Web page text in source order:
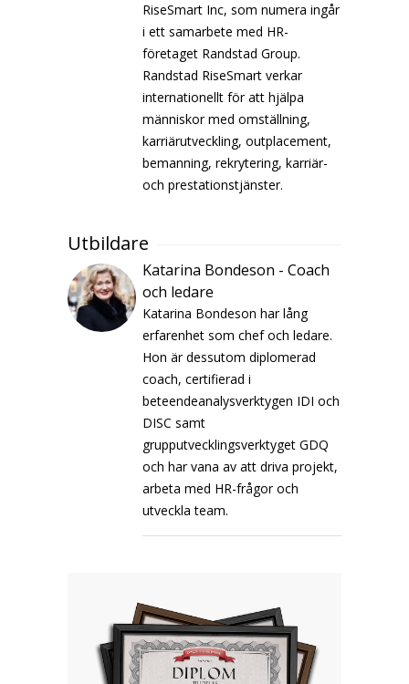
RiseSmart Inc, som numera ingår
i ett samarbete med HR-
företaget Randstad Group.
Randstad RiseSmart verkar
internationellt för att hjälpa
människor med omställning,
karriärutveckling, outplacement,
bemanning, rekrytering, karriär-
och prestationstjänster.
Utbildare
Katarina Bondeson - Coach
och ledare
Katarina Bondeson har lång
erfarenhet som chef och ledare.
Hon är dessutom diplomerad
coach, certifierad i
beteendeanalysverktygen IDI och
DISC samt
grupputvecklingsverktyget GDQ
och har vana av att driva projekt,
arbeta med HR-frågor och
utveckla team.